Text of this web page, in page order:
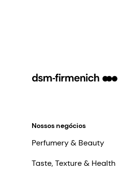
Nossos negócios
Perfumery & Beauty
Taste, Texture & Health